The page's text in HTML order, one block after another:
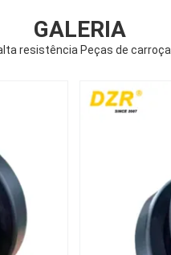
GALERIA
resistência Peças de